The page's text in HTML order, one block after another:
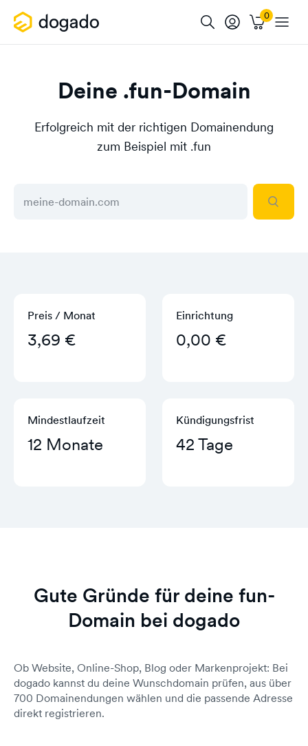
Deine .fun-Domain
Erfolgreich mit der richtigen Domainendung
zum Beispiel mit .fun
Preis / Monat
3,69 €
Einrichtung
0,00 €
Mindestlaufzeit
12 Monate
Kündigungs­frist
42 Tage
Gute Gründe für deine fun-
Domain bei dogado
Ob Website, Online-Shop, Blog oder Markenprojekt: Bei
dogado kannst du deine Wunschdomain prüfen, aus über
700 Domainendungen wählen und die passende Adresse
direkt registrieren.